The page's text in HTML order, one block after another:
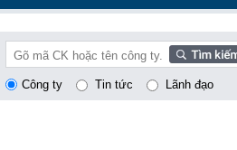
Công ty Tin tức Lãnh đạo